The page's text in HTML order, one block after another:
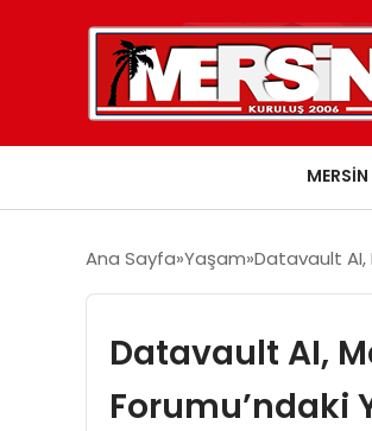
MERSIN
Ana Sayfa Yaşam Datavault AI,
Datavault AI,
Forumu’ndaki